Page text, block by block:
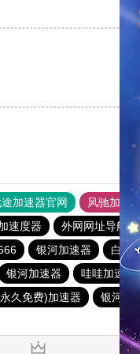
加速器官网 风驰加速器
速度器 外网网址导航
银河加速器 白鲸
银河加速器 哇哇加速器
久免费)加速器 银河加